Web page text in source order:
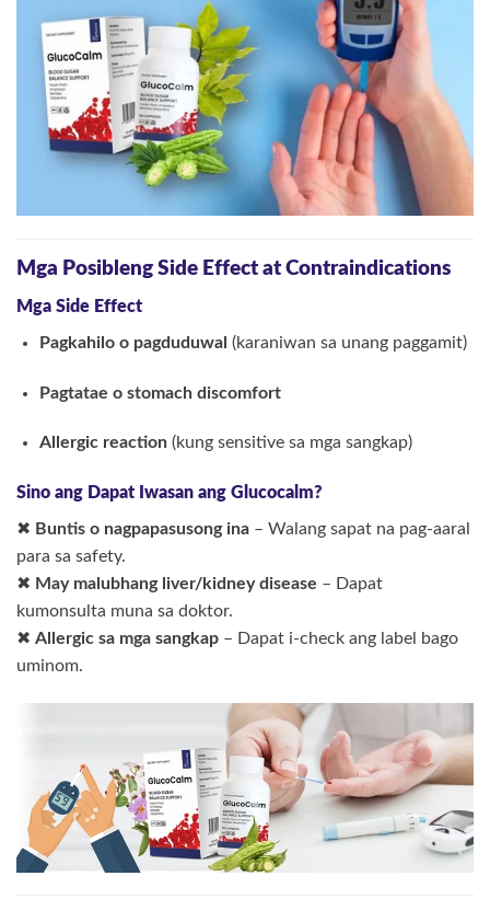
Mga Posibleng Side Effect at Contraindications
Mga Side Effect
Pagkahilo o pagduduwal (karaniwan sa unang paggamit)
Pagtatae o stomach discomfort
Allergic reaction(kung sensitive sa mga sangkap)
Sino ang Dapat Iwasan ang Glucocalm?
✖ Buntis o nagpapasusong ina – Walang sapat na pag-aaral
para sa safety.
✖ May malubhang liver/kidney disease – Dapat
kumonsulta muna sa doktor.
✖ Allergic sa mga sangkap – Dapat i-check ang label bago
uminom.